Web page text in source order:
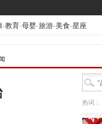
-教育-母婴-旅游-美食-星座
热词：